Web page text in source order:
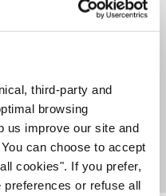
third-party and
browsing
us improve our site and
can choose to accept
cookies". If you prefer,
or refuse all
della tua settimana con
n°11-12) si trasforma
evento. Qui puoi
e le Top Experience che
anche conoscere lo
musica e giocare
provando a
altri premi.